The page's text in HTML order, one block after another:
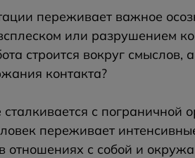
переживает важное
или разрушением
строится вокруг смыслов,
контакта?
с пограничной
переживает
отношениях с собой и